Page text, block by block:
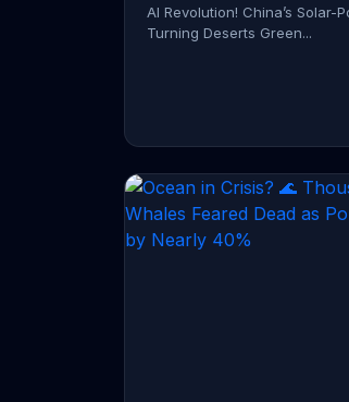
AI Revolution! China’s Solar-
Turning Deserts Green...